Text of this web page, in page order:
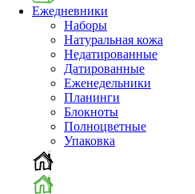
Ежедневники
Наборы
Натуральная кожа
Недатированные
Датированные
Еженедельники
Планинги
Блокноты
Полноцветные
Упаковка